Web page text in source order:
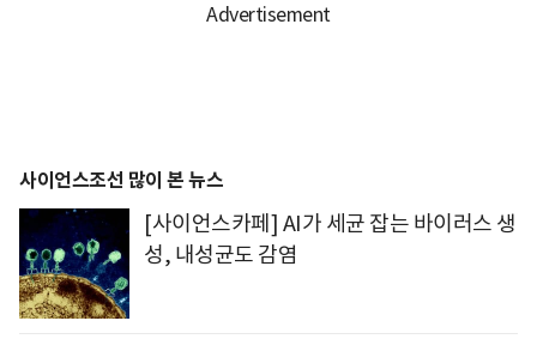
사이언스조선 많이 본 뉴스
[사이언스카페] AI가 세균 잡는 바이러스 생
성, 내성균도 감염